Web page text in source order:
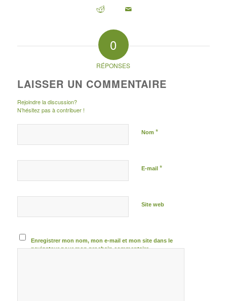
0
RÉPONSES
LAISSER UN COMMENTAIRE
Rejoindre la discussion?
N’hésitez pas à contribuer !
Nom *
E-mail *
Site web
Enregistrer mon nom, mon e-mail et mon site dans le
navigateur pour mon prochain commentaire.